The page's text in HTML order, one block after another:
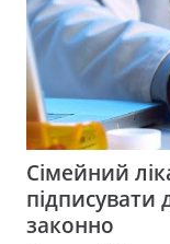
Сімейний
підписувати
законно